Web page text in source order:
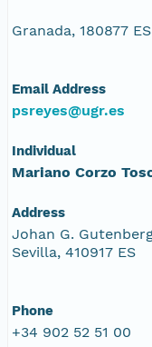
Granada, 180877 ES
Email Address
psreyes@ugr.es
Individual
Mariano Corzo
Address
Johan G.
Sevilla, 410917 ES
Phone
+34 902 52 51 00